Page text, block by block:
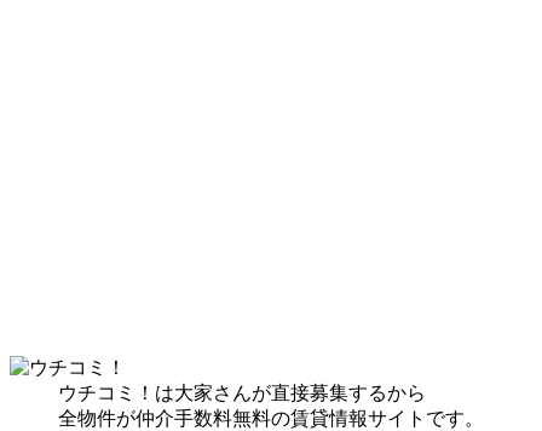
ウチコミ！は大家さんが直接募集するから
全物件が仲介手数料無料の賃貸情報サイトです。